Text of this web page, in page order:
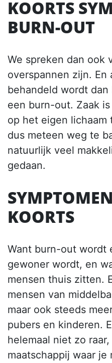
KOORTS
BURN-OUT
We spreken dan ook
overspannen zijn. En
behandeld wordt
een burn-out. Zaak
op het eigen lichaam
dus meteen weg te
natuurlijk veel
gedaan.
KOORTS
Want burn-out wordt
gewoner wordt, en
mensen thuis zitten.
mensen van
maar ook steeds
pubers en kinderen.
helemaal niet zo
maatschappij waar